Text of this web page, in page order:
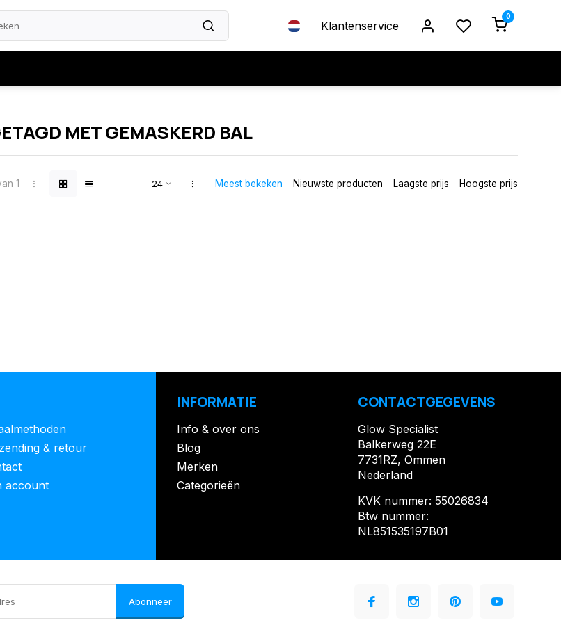
Klantenservice
0
MET GEMASKERD BAL
1 Meest bekeken Nieuwste producten Laagste prijs Hoogste prijs
& retour
account
INFORMATIE
Info & over ons
Blog
Merken
Categorieën
CONTACTGEGEVENS
Glow Specialist
Balkerweg 22E
7731RZ, Ommen
Nederland
KVK nummer: 55026834
Btw nummer:
NL851535197B01
Abonneer